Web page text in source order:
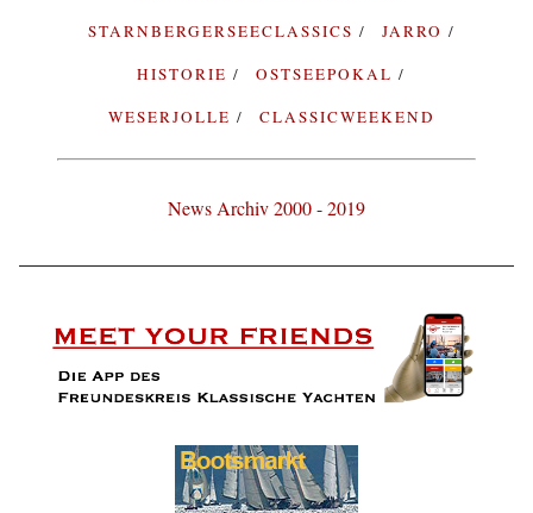
STARNBERGERSEECLASSICS
JARRO
HISTORIE
OSTSEEPOKAL
WESERJOLLE
CLASSICWEEKEND
News Archiv 2000 - 2019